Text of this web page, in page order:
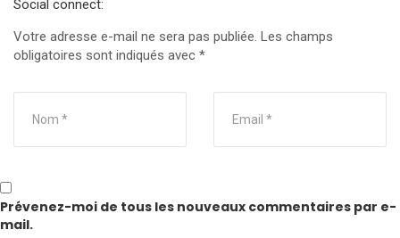
Social connect:
Votre adresse e-mail ne sera pas publiée. Les champs
obligatoires sont indiqués avec *
Prévenez-moi de tous les nouveaux commentaires par e-
mail.